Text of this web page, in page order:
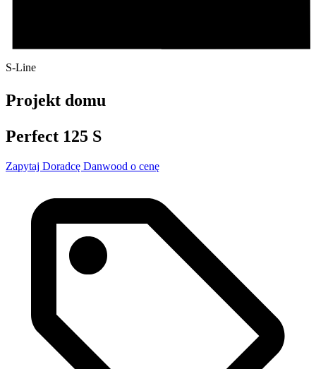
S-Line
Projekt domu
Perfect 125 S
Zapytaj Doradcę Danwood o cenę